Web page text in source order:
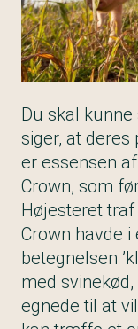
Du skal
siger, at
er essensen
Crown, som
Højesteret
Crown havde
betegnelsen
med
egnede til at